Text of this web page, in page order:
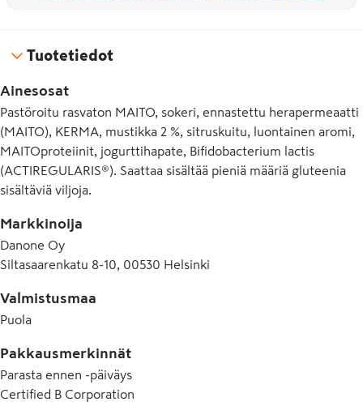
Tuotetiedot
Ainesosat
Pastöroitu rasvaton MAITO, sokeri, ennastettu herapermeaatti
(MAITO), KERMA, mustikka 2 %, sitruskuitu, luontainen aromi,
MAITOproteiinit, jogurttihapate, Bifidobacterium lactis
(ACTIREGULARIS®). Saattaa sisältää pieniä määriä gluteenia
sisältäviä viljoja.
Markkinoija
Danone Oy
Siltasaarenkatu 8-10, 00530 Helsinki
Valmistusmaa
Puola
Pakkausmerkinnät
Parasta ennen -päiväys
Certified B Corporation